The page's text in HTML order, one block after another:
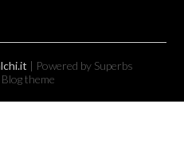
| Powered by Superbs
theme